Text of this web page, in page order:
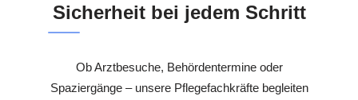
Sicherheit bei jedem Schritt
Ob Arztbesuche, Behördentermine oder
Spaziergänge – unsere Pflegefachkräfte begleiten